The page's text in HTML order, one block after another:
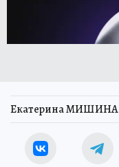
Екатерина МИШИНА